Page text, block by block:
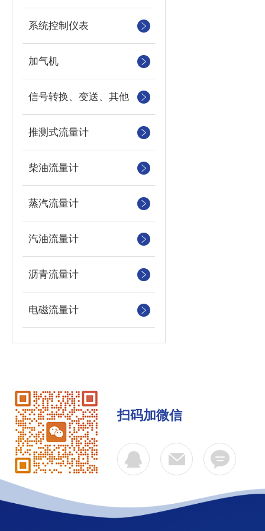
系统控制仪表
加气机
信号转换、变送、其他
推测式流量计
柴油流量计
蒸汽流量计
汽油流量计
沥青流量计
电磁流量计
扫码加微信